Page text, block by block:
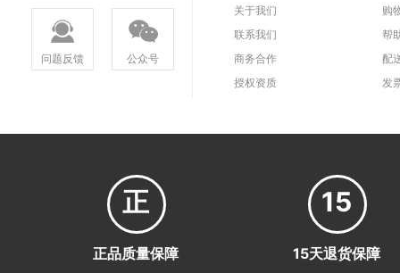
问题反馈 公众号
关于我们
联系我们
商务合作
授权资质
购
帮
配
发
正
正品质量保障
15
15天退货保障